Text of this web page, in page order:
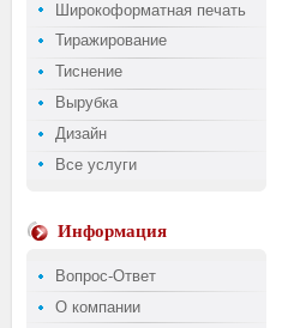
Широкоформатная печать
Тиражирование
Тиснение
Вырубка
Дизайн
Все услуги
Информация
Вопрос-Ответ
О компании